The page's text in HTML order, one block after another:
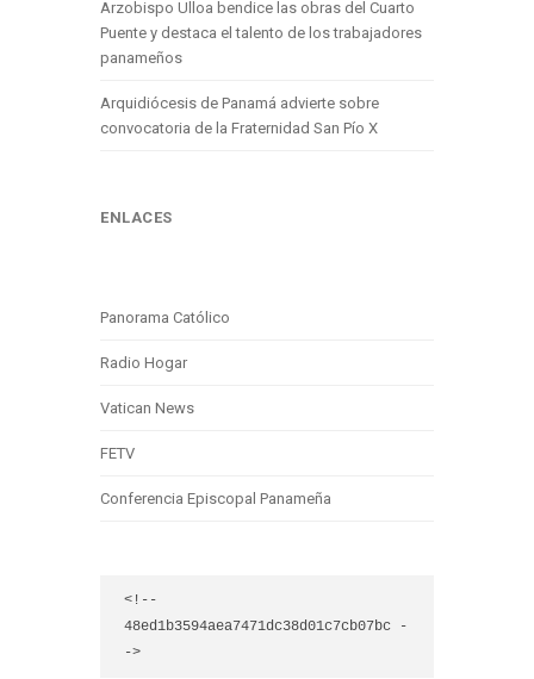
Arzobispo Ulloa bendice las obras del Cuarto
Puente y destaca el talento de los trabajadores
panameños
Arquidiócesis de Panamá advierte sobre
convocatoria de la Fraternidad San Pío X
ENLACES
Panorama Católico
Radio Hogar
Vatican News
FETV
Conferencia Episcopal Panameña
<!--
48ed1b3594aea7471dc38d01c7cb07bc -
->